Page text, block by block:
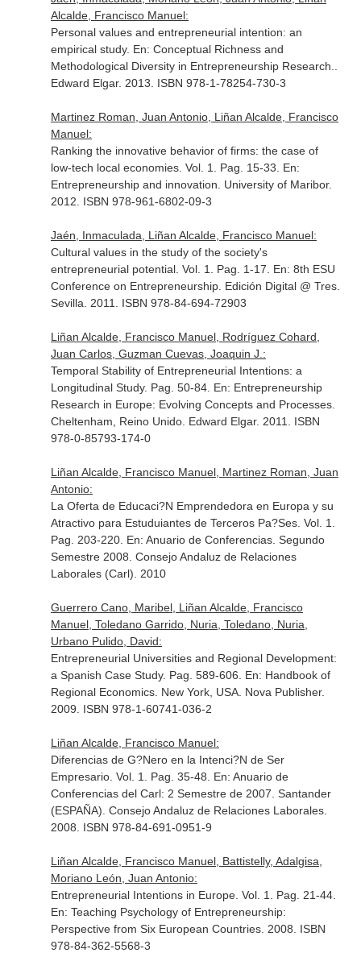
Alcalde, Francisco Manuel:
Personal values and entrepreneurial intention: an
empirical study. En: Conceptual Richness and
Methodological Diversity in Entrepreneurship Research.
Edward Elgar. 2013. ISBN 978-1-78254-730-3
Martinez Roman, Juan Antonio, Liñan Alcalde, Francisco
Manuel:
Ranking the innovative behavior of firms: the case of
low-tech local economies. Vol. 1. Pag. 15-33. En:
Entrepreneurship and innovation . University of Maribor.
2012. ISBN 978-961-6802-09-3
Jaén, Inmaculada, Liñan Alcalde, Francisco Manuel:
Cultural values in the study of the society's
entrepreneurial potential. Vol. 1. Pag. 1-17. En: 8th ESU
Conference on Entrepreneurship. Edición Digital @ Tres.
Sevilla. 2011. ISBN 978-84-694-72903
Liñan Alcalde, Francisco Manuel, Rodríguez Cohard,
Juan Carlos, Guzman Cuevas, Joaquin J.:
Temporal Stability of Entrepreneurial Intentions: a
Longitudinal Study. Pag. 50-84. En: Entrepreneurship
Research in Europe: Evolving Concepts and Processes.
Cheltenham, Reino Unido. Edward Elgar. 2011. ISBN
978-0-85793-174-0
Liñan Alcalde, Francisco Manuel, Martinez Roman, Juan
Antonio:
La Oferta de Educaci?N Emprendedora en Europa y su
Atractivo para Estuduiantes de Terceros Pa?Ses. Vol. 1.
Pag. 203-220. En: Anuario de Conferencias. Segundo
Semestre 2008 . Consejo Andaluz de Relaciones
Laborales (Carl). 2010
Guerrero Cano, Maribel, Liñan Alcalde, Francisco
Manuel, Toledano Garrido, Nuria, Toledano, Nuria,
Urbano Pulido, David:
Entrepreneurial Universities and Regional Development:
a Spanish Case Study. Pag. 589-606. En: Handbook of
Regional Economics. New York, USA. Nova Publisher.
2009. ISBN 978-1-60741-036-2
Liñan Alcalde, Francisco Manuel:
Diferencias de G?Nero en la Intenci?N de Ser
Empresario. Vol. 1. Pag. 35-48. En: Anuario de
Conferencias del Carl: 2 Semestre de 2007 . Santander
(ESPAÑA). Consejo Andaluz de Relaciones Laborales.
2008. ISBN 978-84-691-0951-9
Liñan Alcalde, Francisco Manuel, Battistelly, Adalgisa,
Moriano León, Juan Antonio:
Entrepreneurial Intentions in Europe. Vol. 1. Pag. 21-44.
En: Teaching Psychology of Entrepreneurship:
Perspective from Six European Countries. 2008. ISBN
978-84-362-5568-3